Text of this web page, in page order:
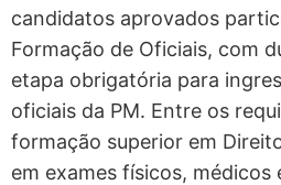
candidatos aprovados
Formação de Oficiais, com
etapa obrigatória para
oficiais da PM. Entre os
formação superior em
em exames físicos, médicos